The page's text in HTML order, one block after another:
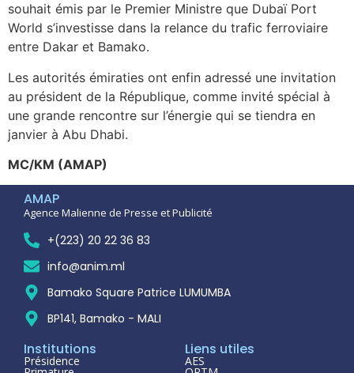
souhait émis par le Premier Ministre que Dubaï Port
World s’investisse dans la relance du trafic ferroviaire
entre Dakar et Bamako.
Les autorités émiraties ont enfin adressé une invitation
au président de la République, comme invité spécial à
une grande rencontre sur l’énergie qui se tiendra en
janvier à Abu Dhabi.
MC/KM (AMAP)
AMAP
Agence Malienne de Presse et Publicité
+(223) 20 22 36 83
info@anim.ml
Bamako Square Patrice LUMUMBA
BP141, Bamako - MALI
Institutions
Présidence
Liens utiles
AES